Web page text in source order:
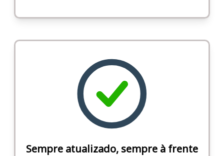
Sempre atualizado, sempre à frente